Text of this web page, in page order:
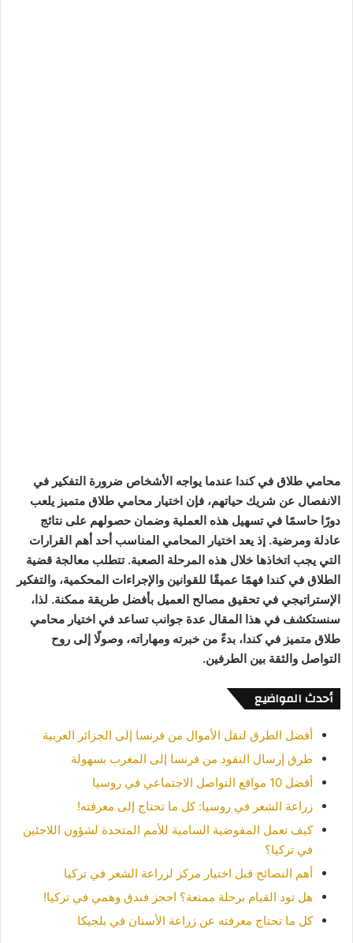
محامي طلاق في كندا عندما يواجه الأشخاص ضرورة التفكير في
الانفصال عن شريك حياتهم، فإن اختيار محامي طلاق متميز يلعب
دورًا حاسمًا في تسهيل هذه العملية وضمان حصولهم على نتائج
عادلة ومرضية. إذ يعد اختيار المحامي المناسب أحد أهم القرارات
التي يجب اتخاذها خلال هذه المرحلة الصعبة. تتطلب معالجة قضية
الطلاق في كندا فهمًا عميقًا للقوانين والإجراءات المحكمية، والتفكير
الإستراتيجي في تحقيق مصالح العميل بأفضل طريقة ممكنة. لذا،
سنستكشف في هذا المقال عدة جوانب تساعد في اختيار محامي
طلاق متميز في كندا، بدءً من خبرته ومهاراته، وصولًا إلى روح
التواصل والثقة بين الطرفين.
أحدث المواضيع
أفضل الطرق لنقل الأموال من فرنسا إلى الجزائر العربية
طرق إرسال النقود من فرنسا إلى المغرب بسهولة
أفضل 10 مواقع التواصل الاجتماعي في روسيا
زراعة الشعر في روسيا: كل ما تحتاج إلى معرفته!
كيف تعمل المفوضية السامية للأمم المتحدة لشؤون اللاجئين
في تركيا؟
أهم النصائح قبل اختيار مركز لزراعة الشعر في تركيا
هل تود القيام برحلة ممتعة؟ احجز فندق وهمي في تركيا!
كل ما تحتاج معرفته عن زراعة الأسنان في بلجيكا